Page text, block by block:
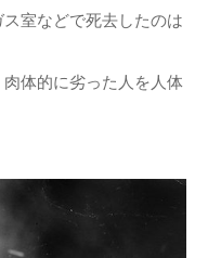
室などで死去したのは
体的に劣った人を人体